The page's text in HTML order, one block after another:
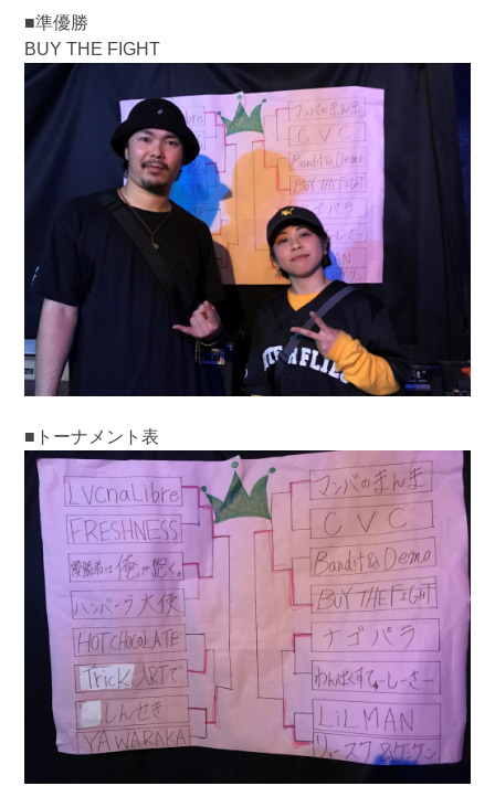
■準優勝
BUY THE FIGHT
■トーナメント表